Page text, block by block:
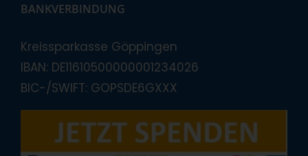
BANKVERBINDUNG
Kreissparkasse Göppingen
IBAN: DE11610500000001234026
BIC-/SWIFT: GOPSDE6GXXX